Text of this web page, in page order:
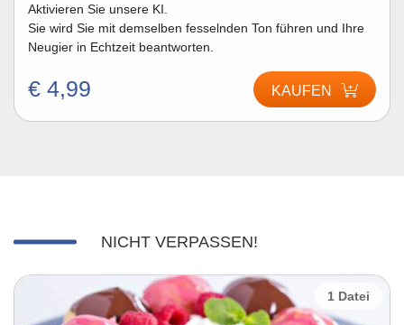
Aktivieren Sie unsere KI.
Sie wird Sie mit demselben fesselnden Ton führen und Ihre
Neugier in Echtzeit beantworten.
€ 4,99 KAUFEN
NICHT VERPASSEN!
1 Datei